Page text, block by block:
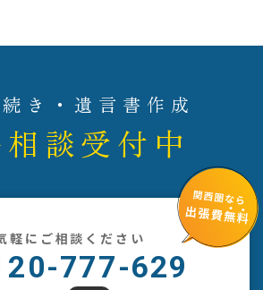
き・遺言書作成
談受付中
軽にご相談ください
777-629